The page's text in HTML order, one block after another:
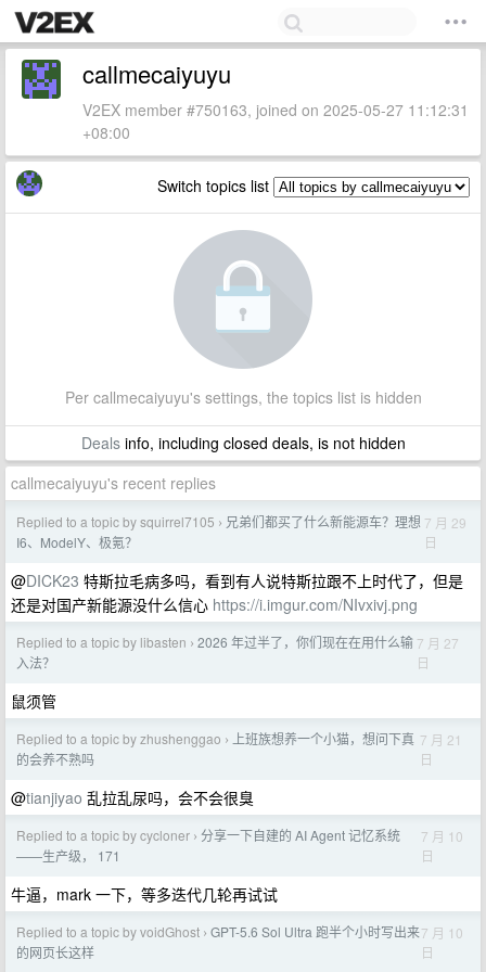
callmecaiyuyu
V2EX member #750163, joined on 2025-05-27 11:12:31
+08:00
Switch topics list
Per callmecaiyuyu's settings, the topics list is hidden
Dealsinfo, including closed deals, is not hidden
callmecaiyuyu's recent replies
Replied to a topic by squirrel7105 › 兄弟们都买了什么新能源车？理想
I6、ModelY、极氪？
7 月 29
日
@DICK23 特斯拉毛病多吗，看到有人说特斯拉跟不上时代了，但是
还是对国产新能源没什么信心 https://i.imgur.com/NIvxivj.png
Replied to a topic by libasten › 2026 年过半了，你们现在在用什么输
入法？
7 月 27
日
鼠须管
Replied to a topic by zhushenggao ›
上班族想养一个小猫，想问下真
的会养不熟吗
7 月 21
日
@tianjiyao 乱拉乱尿吗，会不会很臭
Replied to a topic by cycloner › 分享一下自建的 AI Agent 记忆系统
——生产级， 171
7 月 10
日
牛逼，mark 一下，等多迭代几轮再试试
Replied to a topic by voidGhost › GPT-5.6 Sol Ultra 跑半个小时写出来
的网页长这样
7 月 10
日